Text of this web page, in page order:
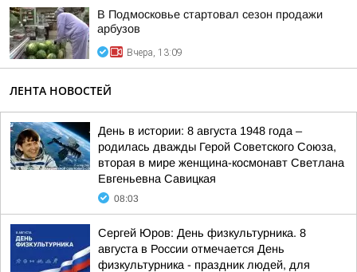
В Подмосковье стартовал сезон продажи
арбузов
Вчера, 13:09
ЛЕНТА НОВОСТЕЙ
День в истории: 8 августа 1948 года –
родилась дважды Герой Советского Союза,
вторая в мире женщина-космонавт Светлана
Евгеньевна Савицкая
08:03
Сергей Юров: День физкультурника. 8
августа в России отмечается День
физкультурника - праздник людей, для